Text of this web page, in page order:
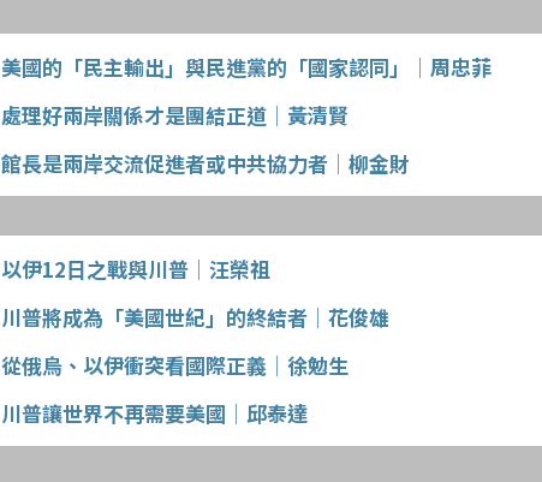
美國的「民主輸出」與民進黨的「國家認同」│周忠菲
處理好兩岸關係才是團結正道│黃清賢
館長是兩岸交流促進者或中共協力者│柳金財
以伊12日之戰與川普│汪榮祖
川普將成為「美國世紀」的終結者│花俊雄
從俄烏、以伊衝突看國際正義│徐勉生
川普讓世界不再需要美國│邱泰達